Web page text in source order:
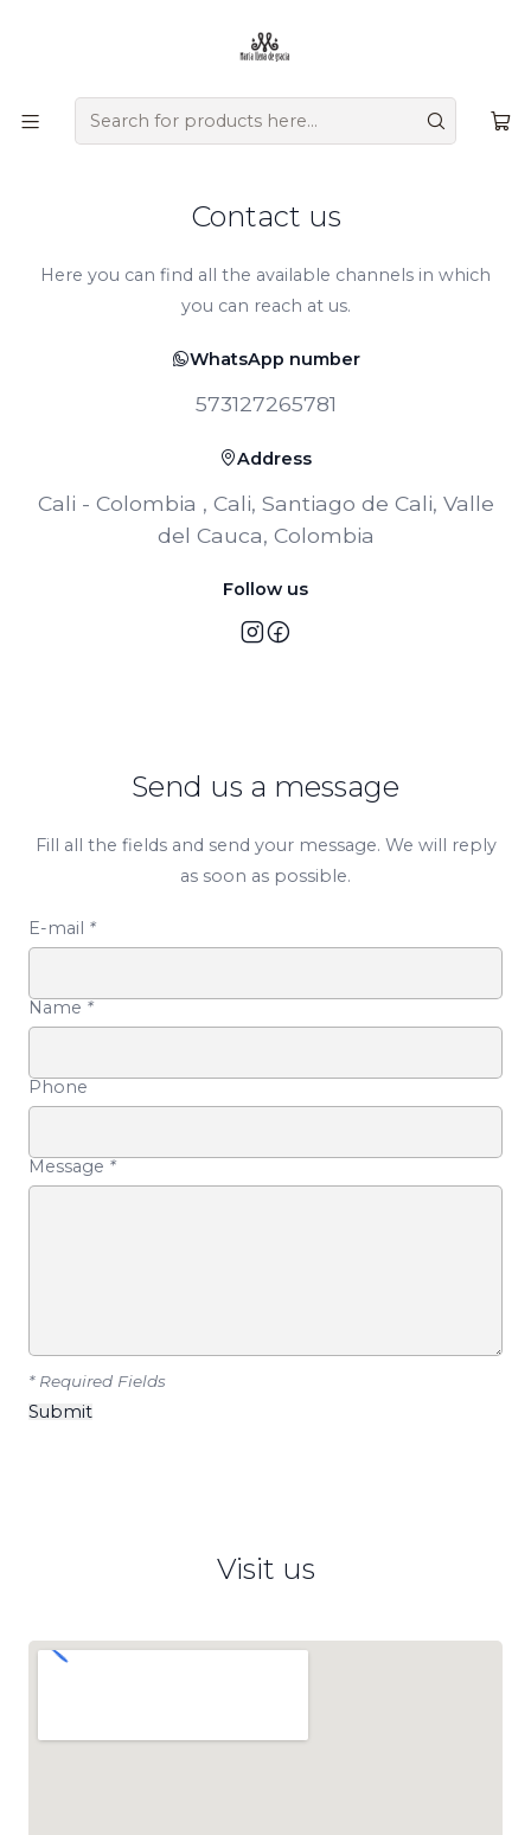
diseño y comodidad, creados a mano por artesanos
colombianos que transmiten su herencia en cada detalle.
Contact us
Here you can find all the available channels in which
you can reach at us.
WhatsApp number
573127265781
Address
Cali - Colombia , Cali, Santiago de Cali, Valle
del Cauca, Colombia
Follow us
Send us a message
Fill all the fields and send your message. We will reply
as soon as possible.
E-mail *
Name *
Phone
Message *
* Required Fields
Visit us